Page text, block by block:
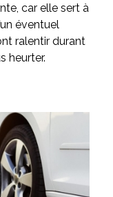
car elle sert à
éventuel
ralentir durant
heurter.